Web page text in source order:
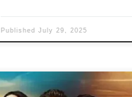
PublishedJuly 29, 2025